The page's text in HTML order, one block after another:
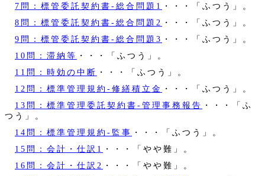
7問：標管委託契約書‐総合問題1
・・・「ふつう」。
8問：標管委託契約書‐総合問題2
・・・「ふつう」。
9問：標管委託契約書‐総合問題3 ・・・「ふつう」。
10問：滞納等 ・・・「ふつう」。
11問：時効の中断 ・・・「ふつう」。
12問：標準管理規約‐修繕積立金
・・・「ふつう」。
13問：標準管理委託契約書‐管理事務報告 ・・・「ふ
つう」。
14問：標準管理規約‐監事 ・・・「ふつう」。
15問：会計・仕訳1
・・・「やや難」。
16問：会計・仕訳2
・・・「やや難」。